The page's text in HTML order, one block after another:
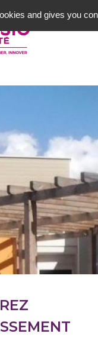
and gives you